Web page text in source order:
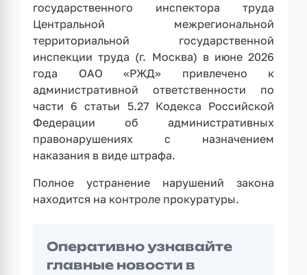
государственного инспектора труда
Центральной межрегиональной
территориальной государственной
инспекции труда (г. Москва) в июне 2026
года ОАО «РЖД» привлечено к
административной ответственности по
части 6 статьи 5.27 Кодекса Российской
Федерации об административных
правонарушениях с назначением
наказания в виде штрафа.
Полное устранение нарушений закона
находится на контроле прокуратуры.
Оперативно узнавайте
главные новости в